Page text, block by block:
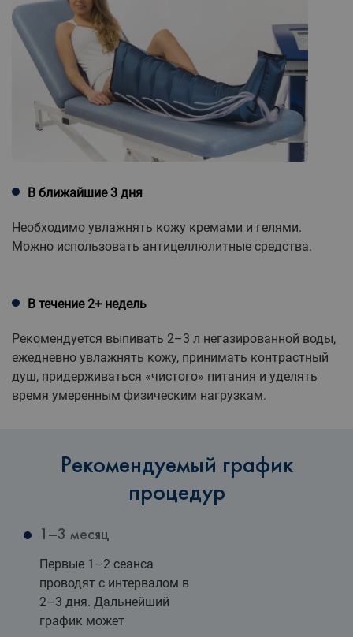
В ближайшие 3 дня
Необходимо увлажнять кожу кремами и гелями.
Можно использовать антицеллюлитные средства.
В течение 2+ недель
Рекомендуется выпивать 2–3 л негазированной воды,
ежедневно увлажнять кожу, принимать контрастный
душ, придерживаться «чистого» питания и уделять
время умеренным физическим нагрузкам.
Рекомендуемый график
процедур
1–3 месяц
Первые 1–2 сеанса
проводят с интервалом в
2–3 дня. Дальнейший
график может